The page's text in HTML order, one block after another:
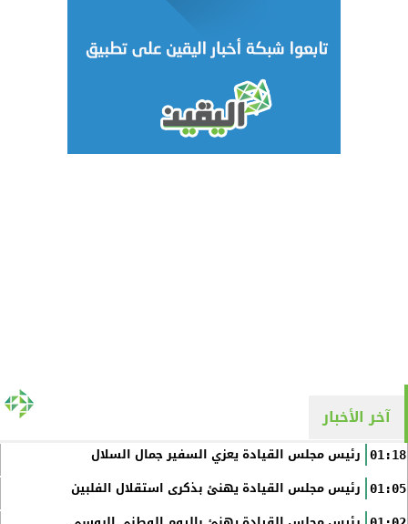
آخر الأخبار
01:18 رئيس مجلس القيادة يعزي السفير جمال السلال
01:05 رئيس مجلس القيادة يهنئ بذكرى استقلال الفلبين